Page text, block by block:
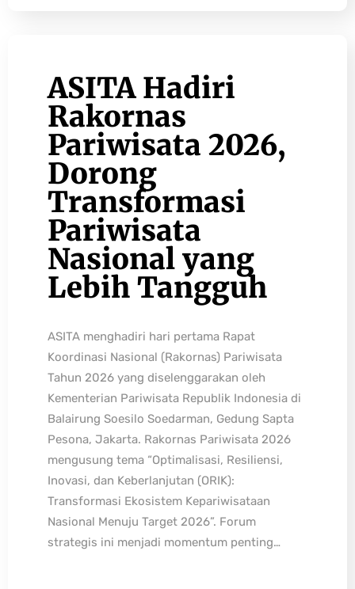
ASITA Hadiri
Rakornas
Pariwisata 2026,
Dorong
Transformasi
Pariwisata
Nasional yang
Lebih Tangguh
ASITA menghadiri hari pertama Rapat
Koordinasi Nasional (Rakornas) Pariwisata
Tahun 2026 yang diselenggarakan oleh
Kementerian Pariwisata Republik Indonesia di
Balairung Soesilo Soedarman, Gedung Sapta
Pesona, Jakarta. Rakornas Pariwisata 2026
mengusung tema “Optimalisasi, Resiliensi,
Inovasi, dan Keberlanjutan (ORIK):
Transformasi Ekosistem Kepariwisataan
Nasional Menuju Target 2026”. Forum
strategis ini menjadi momentum penting…